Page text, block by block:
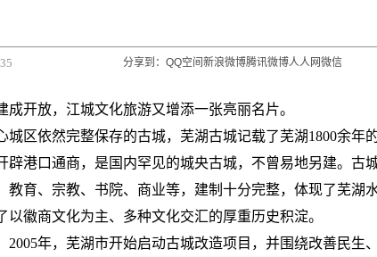
分享到： QQ空间 新浪微博腾讯微博人人网微信
成开放，江城文化旅游又增添一张亮丽名片。
城区依然完整保存的古城，芜湖古城记载了芜湖1800余年
辟港口通商，是国内罕见的城央古城，不曾易地另建。古
教育、宗教、书院、商业等，建制十分完整，体现了芜湖
徽商文化为主、多种文化交汇的厚重历史积淀。
2005年，芜湖市开始启动古城改造项目，并围绕改善民生